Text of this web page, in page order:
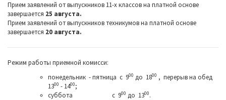
Прием заявлений от выпускников 11-х классов на платной основе
завершается 25 августа.
Прием заявлений от выпускников техникумов на платной основе
завершается 20 августа.
Режим работы приемной комисси:
понедельник - пятница с 900 до 1800 , перерыв на обед
1300 - 1400;
суббота с 900 до 1300.